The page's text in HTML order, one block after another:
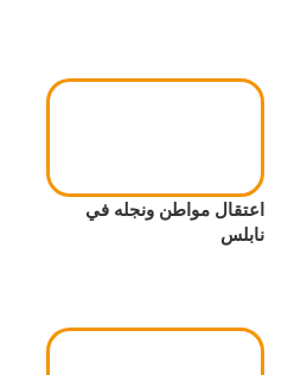
اعتقال مواطن ونجله في
نابلس